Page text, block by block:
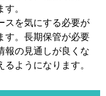
。
スを気にする必要が
す。長期保管が必要
報の見通しが良くな
ようになります。